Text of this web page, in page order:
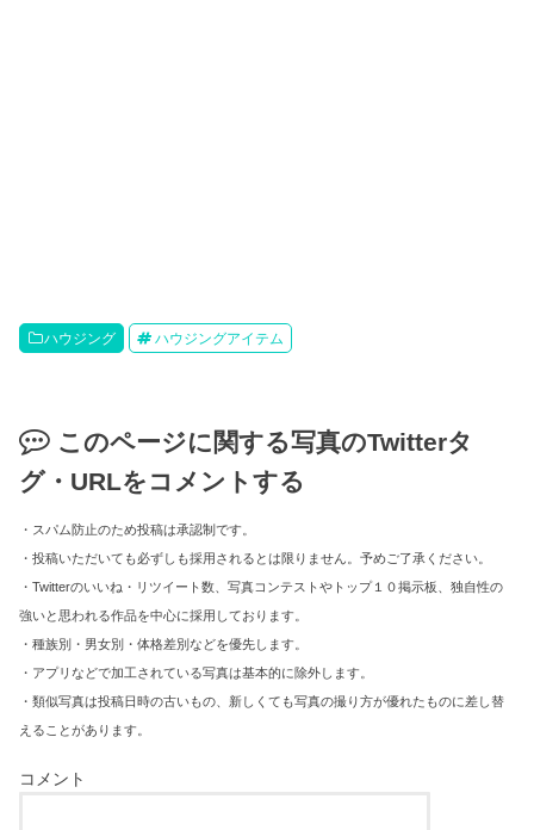
ハウジング ハウジングアイテム
このページに関する写真のTwitterタ
グ・URLをコメントする
・スパム防止のため投稿は承認制です。
・投稿いただいても必ずしも採用されるとは限りません。予めご了承ください。
・Twitterのいいね・リツイート数、写真コンテストやトップ１０掲示板、独自性の
強いと思われる作品を中心に採用しております。
・種族別・男女別・体格差別などを優先します。
・アプリなどで加工されている写真は基本的に除外します。
・類似写真は投稿日時の古いもの、新しくても写真の撮り方が優れたものに差し替
えることがあります。
コメント